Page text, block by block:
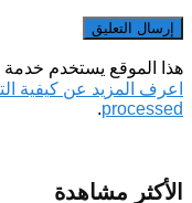
هذا الموقع يستخدم خدمة
اعرف المزيد عن كيفية
processed
.
الأكثر مشاهدة